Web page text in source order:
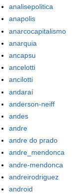
analisepolitica
anapolis
anarcocapitalismo
anarquia
ancapsu
ancelotti
ancilotti
andaraí
anderson-neiff
andes
andre
andre do prado
andre_mendonca
andre-mendonca
andreirodriguez
android